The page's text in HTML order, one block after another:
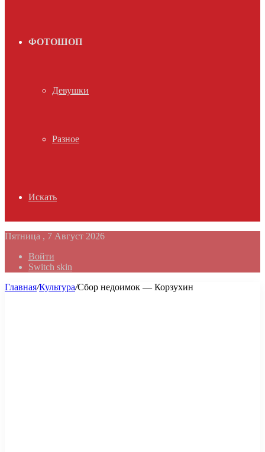
ФОТОШОП
Девушки
Разное
Искать
Пятница , 7 Август 2026
Войти
Switch skin
Главная/Культура/Сбор недоимок — Корзухин